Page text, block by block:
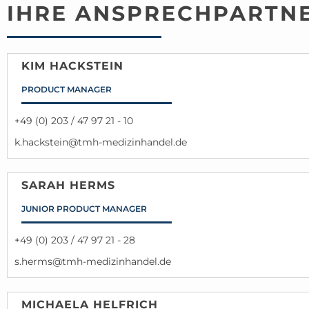
IHRE
KIM HACKSTEIN
PRODUCT MANAGER
+49 (0) 203 / 47 97 21 - 10
k.hackstein@tmh-medizinhandel.de
SARAH HERMS
JUNIOR PRODUCT MANAGER
+49 (0) 203 / 47 97 21 - 28
s.herms@tmh-medizinhandel.de
MICHAELA HELFRICH